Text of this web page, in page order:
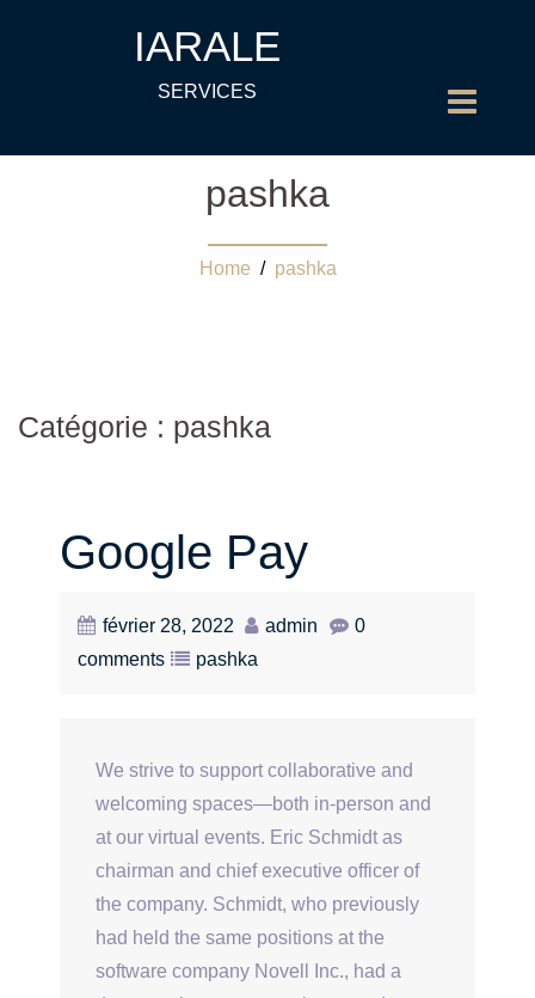
IARALE
SERVICES
pashka
Home / pashka
Catégorie : pashka
Google Pay
février 28, 2022 admin
0
comments
pashka
We strive to support collaborative and
welcoming spaces—both in-person and
at our virtual events. Eric Schmidt as
chairman and chief executive officer of
the company. Schmidt, who previously
had held the same positions at the
software company Novell Inc., had a